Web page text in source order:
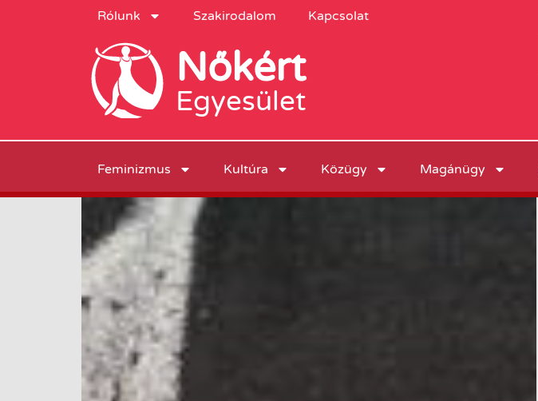
Rólunk Szakirodalom Kapcsolat
Nőkért
Egyesület
Feminizmus Kultúra Közügy Magánügy